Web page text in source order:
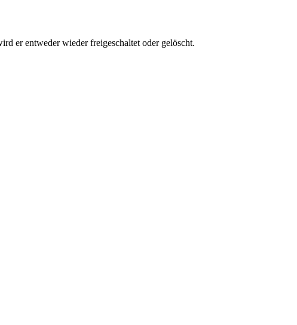
er entweder wieder freigeschaltet oder gelöscht.